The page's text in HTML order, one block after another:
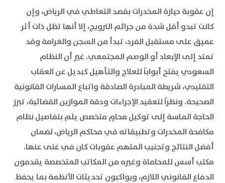
إن عقوبة حيازة المخدرات بقصد التعاطي في الرياض، وإن
كانت تبدو أقل شدة من جرائم الترويج، إلا أنها تظل ذات أثر
عميق على مستقبل الفرد، تبدأ من السجن والغرامة وقد
تمتد إلى الإبعاد أو الوصم المجتمعي. غير أن النظام
السعودي يفتح أبواباً للعلاج والتأهيل كبديل عن العقاب
التقليدي، شريطة المبادرة الصادقة واتباع المسارات القانونية
الصحيحة. ونظراً لتعقيد الإجراءات ودقة الموازين القضائية، تبرز
الحاجة الماسة إلى توكيل محامٍ متخصص يلم بتفاصيل نظام
مكافحة المخدرات وتطبيقاته في محاكم الرياض، لضمان
أفضل النتائج وتجنيب المتهم عقوبات كان في غنى عنها.
مكتب أسس للمحاماة وغيره من المكاتب المتخصصة يقدمون
الدفاع القانوني اللازم، ويواكبون تحديثات الأنظمة بما يحفظ